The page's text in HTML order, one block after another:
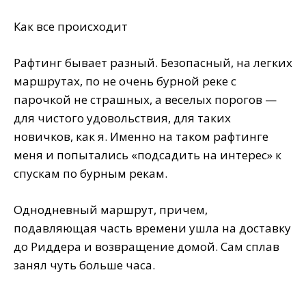
Как все происходит
Рафтинг бывает разный. Безопасный, на легких
маршрутах, по не очень бурной реке с
парочкой не страшных, а веселых порогов —
для чистого удовольствия, для таких
новичков, как я. Именно на таком рафтинге
меня и попытались «подсадить на интерес» к
спускам по бурным рекам.
Однодневный маршрут, причем,
подавляющая часть времени ушла на доставку
до Риддера и возвращение домой. Сам сплав
занял чуть больше часа.